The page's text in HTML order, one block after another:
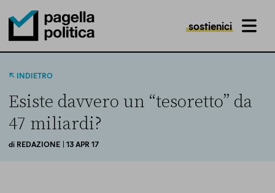
Pagella Politica Logo
sostienici MENU
INDIETRO
Esiste davvero un “tesoretto” da
47 miliardi?
di REDAZIONE | 13 APR 17